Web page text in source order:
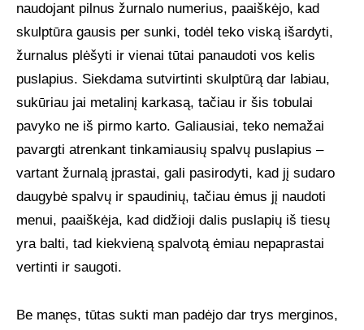
naudojant pilnus žurnalo numerius, paaiškėjo, kad
skulptūra gausis per sunki, todėl teko viską išardyti,
žurnalus plėšyti ir vienai tūtai panaudoti vos kelis
puslapius. Siekdama sutvirtinti skulptūrą dar labiau,
sukūriau jai metalinį karkasą, tačiau ir šis tobulai
pavyko ne iš pirmo karto. Galiausiai, teko nemažai
pavargti atrenkant tinkamiausių spalvų puslapius –
vartant žurnalą įprastai, gali pasirodyti, kad jį sudaro
daugybė spalvų ir spaudinių, tačiau ėmus jį naudoti
menui, paaiškėja, kad didžioji dalis puslapių iš tiesų
yra balti, tad kiekvieną spalvotą ėmiau nepaprastai
vertinti ir saugoti.
Be manęs, tūtas sukti man padėjo dar trys merginos,